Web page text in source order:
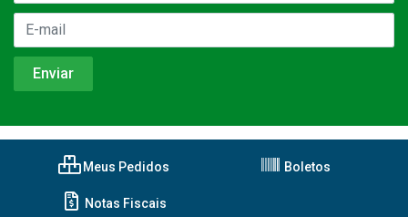
Meus Pedidos Boletos
Notas Fiscais